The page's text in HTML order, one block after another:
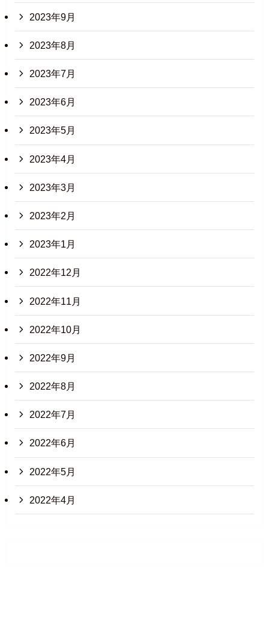
2023年9月
2023年8月
2023年7月
2023年6月
2023年5月
2023年4月
2023年3月
2023年2月
2023年1月
2022年12月
2022年11月
2022年10月
2022年9月
2022年8月
2022年7月
2022年6月
2022年5月
2022年4月